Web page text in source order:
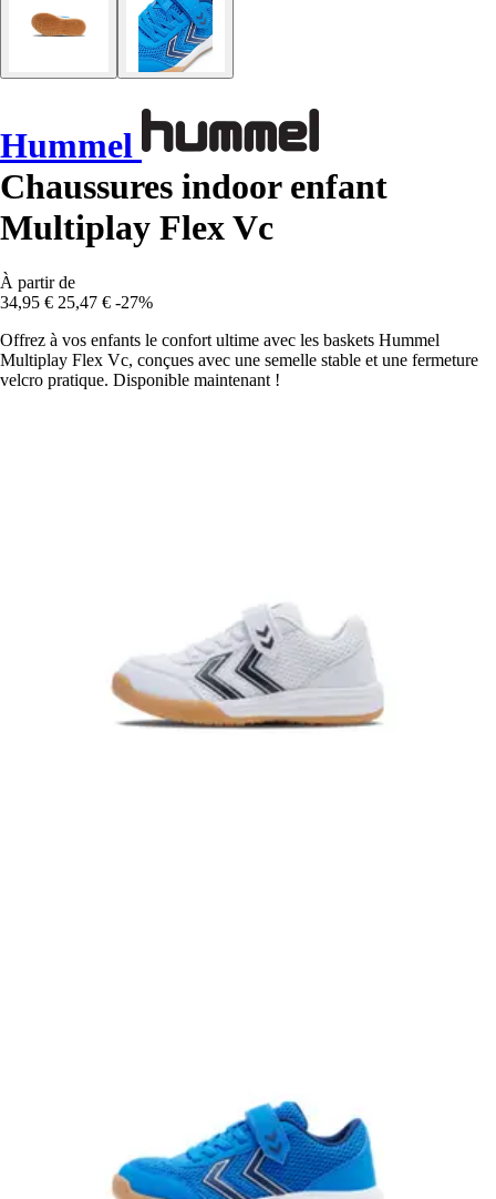
Hummel
Chaussures indoor enfant
Multiplay Flex Vc
À partir de
34,95 € 25,47 € -27%
Offrez à vos enfants le confort ultime avec les baskets Hummel
Multiplay Flex Vc, conçues avec une semelle stable et une fermeture
velcro pratique. Disponible maintenant !